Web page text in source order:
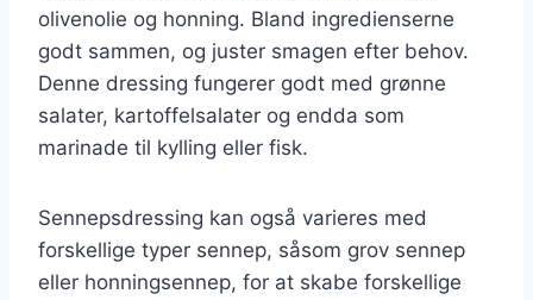
olivenolie og honning. Bland ingredienserne
godt sammen, og juster smagen efter behov.
Denne dressing fungerer godt med grønne
salater, kartoffelsalater og endda som
marinade til kylling eller fisk.
Sennepsdressing kan også varieres med
forskellige typer sennep, såsom grov sennep
eller honningsennep, for at skabe forskellige